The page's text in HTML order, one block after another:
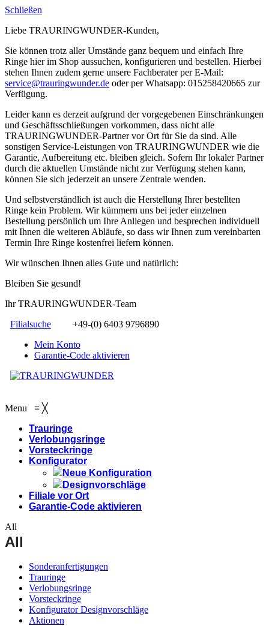
Schließen
Liebe TRAURINGWUNDER-Kunden,
Sie können trotz aller Umstände ganz bequem und einfach Ihre
Ringe hier im Shop aussuchen, konfigurieren und bestellen. Hierbei
stehen Ihnen zudem gerne unsere Fachberater per E-Mail:
service@trauringwunder.de oder per Whatsapp: 015258420665 zur
Verfügung.
Leider kann es derzeit aufgrund der vorgegebenen Einschränkungen
und Geschäftsschließungen vorkommen, dass nicht alle
TRAURINGWUNDER-Partner vor Ort für Sie da sind. Alle
sonstigen Service-Leistungen von TRAURINGWUNDER wie die
Garantie, Aufbereitung etc. bleiben gleich. Sofern Ihr lokaler Partner
durch die aktuellen Umstände nicht zur Verfügung stehen kann,
können Sie sich jederzeit an unsere Zentrale wenden.
Und selbstverständlich ist auch die Herstellung Ihrer bestellten
Ringe kein Problem. Wir kümmern uns bei jeder einzelnen
Bestellung persönlich um Ihre Anliegen und besprechen individuell
mit Ihnen die weiteren Abläufe, so dass wir Ihnen zum vereinbarten
Termin Ihre Ringe kostenfrei liefern können.
Wir wünschen Ihnen alles Gute und natürlich:
Bleiben Sie gesund!
Ihr TRAURINGWUNDER-Team
Filialsuche
+49-(0) 6403 9796890
Mein Konto
Garantie-Code aktivieren
Menu ≡ ╳
Trauringe
Verlobungsringe
Vorsteckringe
Konfigurator
Neue Konfiguration
Designvorschläge
Filiale vor Ort
Garantie-Code aktivieren
All
All
Sonderanfertigungen
Trauringe
Verlobungsringe
Vorsteckringe
Konfigurator Designvorschläge
Aktionen